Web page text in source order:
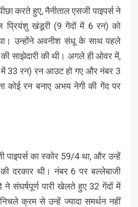
करते हुए, नैनीताल एसजी पाइपर्स ने
प्रियंशु खंडूरी (9 गेंदों में 6 रन) को
उन्होंने अवनीश संधू के साथ पहले
साझेदारी की थी। अगले ही ओवर में,
33 रन) रन आउट हो गए और नंबर 3
कोई रन बनाए अभय नेगी की गेंद पर
का स्कोर 59/4 था, और उन्हें
दरकार थी। नंबर 6 पर बल्लेबाजी
संघर्षपूर्ण पारी खेलते हुए 32 गेंदों में
क्रम से उन्हें ज्यादा समर्थन नहीं